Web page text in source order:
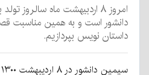
امروز ۸ اردبیهشت ماه سالروز
دانشور است و به همین مناسبت
داستان نویس بپردازیم.